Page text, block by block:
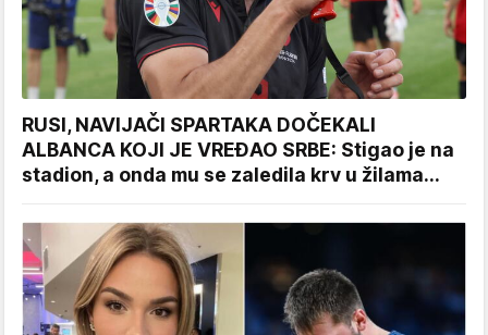
RUSI, NAVIJAČI SPARTAKA DOČEKALI
ALBANCA KOJI JE VREĐAO SRBE: Stigao je na
stadion, a onda mu se zaledila krv u žilama...